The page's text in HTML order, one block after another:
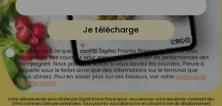
Je télécharge
Je consens à ce que la société Digital Prisma Players analyse le taux
d'ouverture des courriels pour mesurer et optimiser les performances des
campagnes. Nous pourrons savoir si vous ouvrez les courriels, l'heure à
laquelle vous le faites ainsi que des informations sur le terminal que
vous utilisez. Pour en savoir plus sur ces traceurs, voir notre politique de
confidentialité.
Votre adresse email sera utilisée par Digital Prisma Playerspour vous envoyer votre newsletter contenant des
offres commerciales personnalisées. Vous pourrez vous désinscrire en utilisant le lien de désabonnement